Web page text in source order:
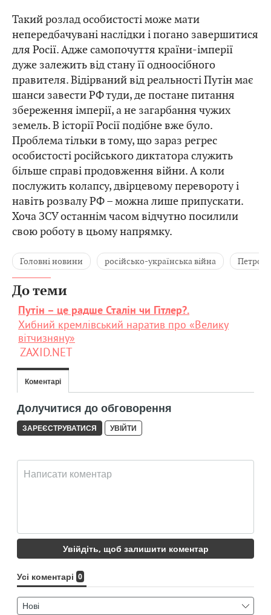
Такий розлад особистості може мати
непередбачувані наслідки і погано завершитися
для Росії. Адже самопочуття країни-імперії
дуже залежить від стану її одноосібного
правителя. Відірваний від реальності Путін має
шанси завести РФ туди, де постане питання
збереження імперії, а не загарбання чужих
земель. В історії Росії подібне вже було.
Проблема тільки в тому, що зараз регрес
особистості російського диктатора служить
більше справі продовження війни. А коли
послужить колапсу, двірцевому перевороту і
навіть розвалу РФ – можна лише припускати.
Хоча ЗСУ останнім часом відчутно посилили
свою роботу в цьому напрямку.
Головні новини російсько-українська війна Петро
До теми
Путін – це радше Сталін чи Гітлер?.
Хибний кремлівський наратив про «Велику
вітчизняну»
ZAXID.NET